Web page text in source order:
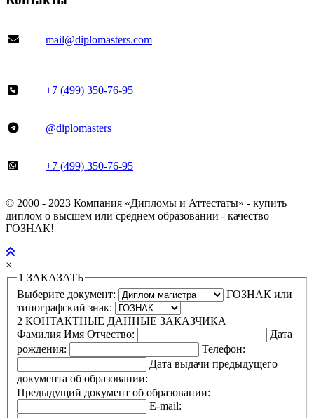
mail@diplomasters.com
+7 (499) 350-76-95
@diplomasters
+7 (499) 350-76-95
© 2000 - 2023 Компания «Дипломы и Аттестаты» - купить
диплом о высшем или среднем образовании - качество
ГОЗНАК!
×
1 ЗАКАЗАТЬ
Выберите документ:
ГОЗНАК или
типографский знак:
2 КОНТАКТНЫЕ ДАННЫЕ ЗАКАЗЧИКА
Фамилия Имя Отчество:
Дата
рождения:
Телефон:
Дата выдачи предыдущего
документа об образовании:
Предыдущий документ об образовании:
E-mail: